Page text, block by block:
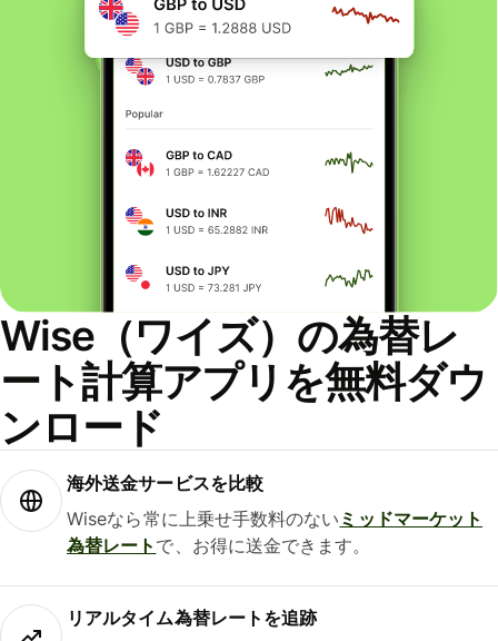
Wise（ワイズ）の為替レ
ート計算アプリを無料ダウ
ンロード
海外送金サービスを比較
Wiseなら常に上乗せ手数料のない ミッドマーケット
為替レート で、お得に送金できます。
リアルタイム為替レートを追跡